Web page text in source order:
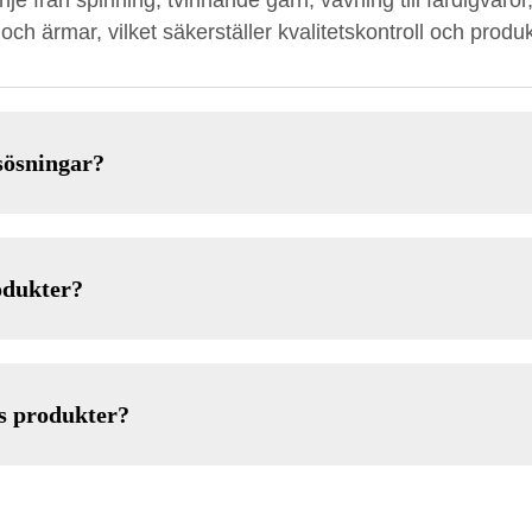
ärmar, vilket säkerställer kvalitetskontroll och
produkter?